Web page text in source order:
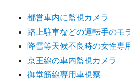
シ
ョ
ン
都営車内に監視カメラ
路上駐車などの運転手のモ
降雪等天候不良時の女性専
京王線の車内監視カメラ
御堂筋線専用車視察